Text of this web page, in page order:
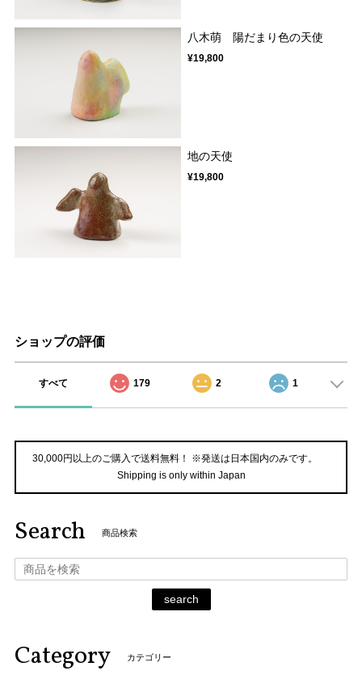
八木萌 陽だまり色の天使
¥19,800
地の天使
¥19,800
ショップの評価
すべて 179 2 1
30,000円以上のご購入で送料無料！ ※発送は日本国内のみです。
Shipping is only within Japan
Search 商品検索
search
Category カテゴリー